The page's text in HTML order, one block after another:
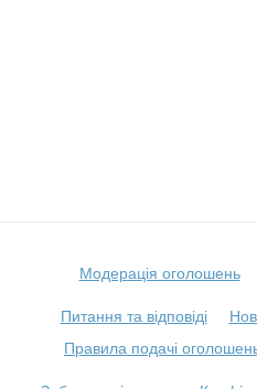
Модерація оголошень
Питання та відповіді
Правила подачі